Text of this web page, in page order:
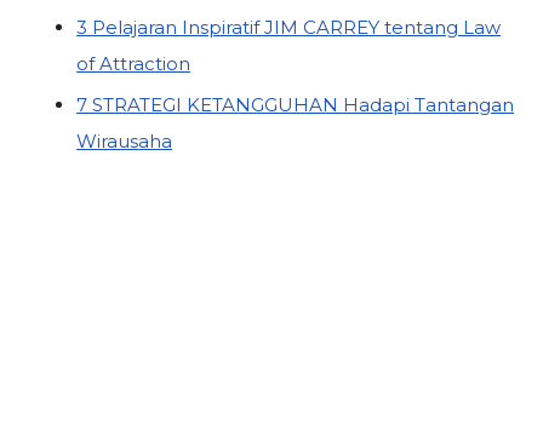
3 Pelajaran Inspiratif JIM CARREY tentang Law
of Attraction
7 STRATEGI KETANGGUHAN Hadapi Tantangan
Wirausaha